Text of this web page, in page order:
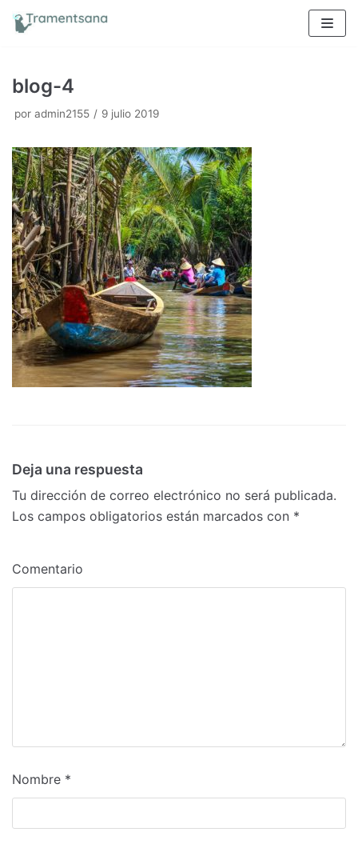
Saltar
blog-4
por admin2155 9 julio 2019
Deja una respuesta
Tu dirección de correo electrónico no será publicada.
Los campos obligatorios están marcados con *
Comentario
Nombre *